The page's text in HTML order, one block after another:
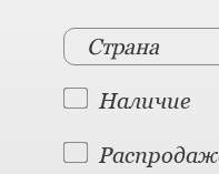
Страна
Наличие